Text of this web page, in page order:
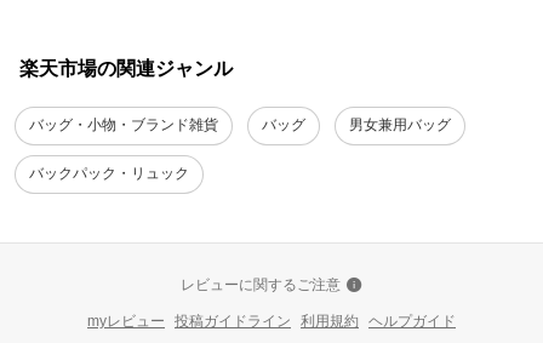
楽天市場の関連ジャンル
バッグ・小物・ブランド雑貨 バッグ 男女兼用バッグ
バックパック・リュック
レビューに関するご注意
myレビュー 投稿ガイドライン 利用規約 ヘルプガイド